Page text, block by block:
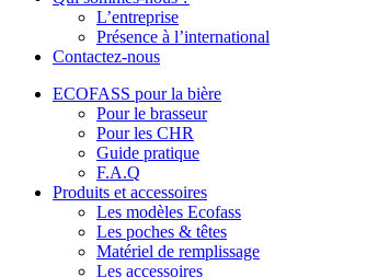
L’entreprise
Présence à l’international
Contactez-nous
ECOFASS pour la bière
Pour le brasseur
Pour les CHR
Guide pratique
F.A.Q
Produits et accessoires
Les modèles Ecofass
Les poches & têtes
Matériel de remplissage
Les accessoires